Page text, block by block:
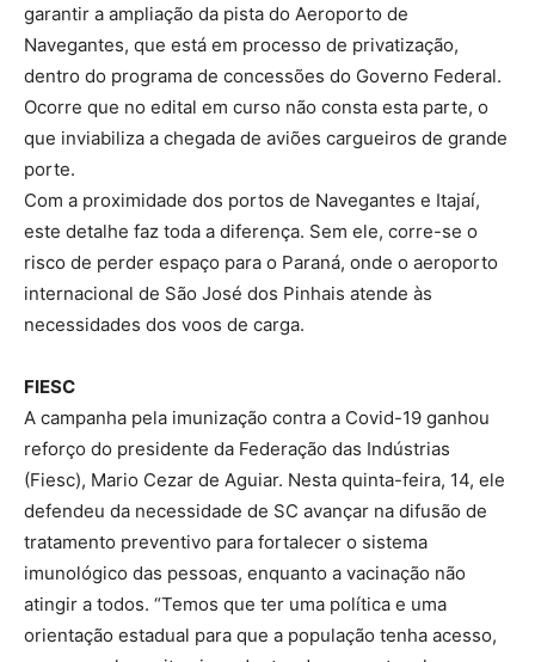
garantir a ampliação da pista do Aeroporto de
Navegantes, que está em processo de privatização,
dentro do programa de concessões do Governo Federal.
Ocorre que no edital em curso não consta esta parte, o
que inviabiliza a chegada de aviões cargueiros de grande
porte.
Com a proximidade dos portos de Navegantes e Itajaí,
este detalhe faz toda a diferença. Sem ele, corre-se o
risco de perder espaço para o Paraná, onde o aeroporto
internacional de São José dos Pinhais atende às
necessidades dos voos de carga.
FIESC
A campanha pela imunização contra a Covid-19 ganhou
reforço do presidente da Federação das Indústrias
(Fiesc), Mario Cezar de Aguiar. Nesta quinta-feira, 14, ele
defendeu da necessidade de SC avançar na difusão de
tratamento preventivo para fortalecer o sistema
imunológico das pessoas, enquanto a vacinação não
atingir a todos. “Temos que ter uma política e uma
orientação estadual para que a população tenha acesso,